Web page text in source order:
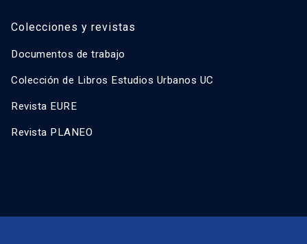
Colecciones y revistas
Documentos de trabajo
Colección de Libros Estudios Urbanos UC
Revista EURE
Revista PLANEO